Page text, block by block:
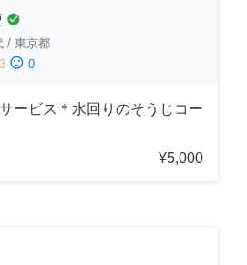
check_circle
/ 東京都
3 sentiment_dissatisfied 0
ービス＊水回りのそうじコー
¥5,000